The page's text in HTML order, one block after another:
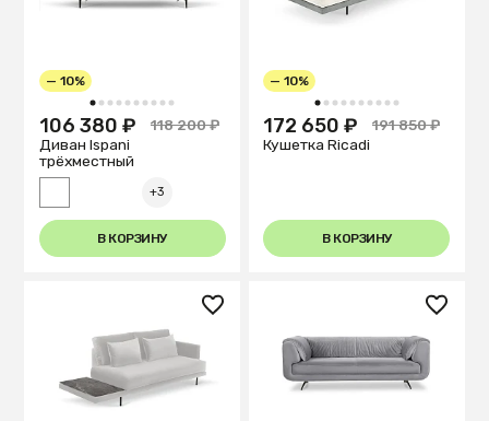
1 2 3 4 5 6 7 8 9 10
— 10%
106 380 ₽
118 200 ₽
Диван Ispani
трёхместный
+3
В КОРЗИНУ
1 2 3 4 5 6 7 8 9 10
— 10%
172 650 ₽
191 850 ₽
Кушетка Ricadi
В КОРЗИНУ